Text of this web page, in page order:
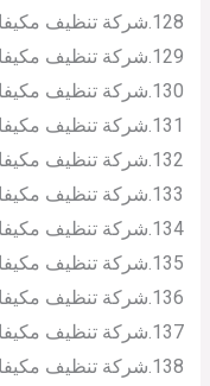
128.شركة تنظيف مكيفات بحي الريان بالرياض
129.شركة تنظيف مكيفات بحي الخليج بالرياض
130.شركة تنظيف مكيفات بحي الفيحاء بالرياض
131.شركة تنظيف مكيفات بحي الندوة بالرياض
132.شركة تنظيف مكيفات بحي النسيم الشرقي بالرياض
133.شركة تنظيف مكيفات بحي النسيم الغربي بالرياض
134.شركة تنظيف مكيفات بحي السعادة بالرياض
135.شركة تنظيف مكيفات بحي المنار بالرياض
136.شركة تنظيف مكيفات بحي الجزيرة بالرياض
137.شركة تنظيف مكيفات بحي السليمانية بالرياض
138.شركة تنظيف مكيفات بحي العليا بالرياض